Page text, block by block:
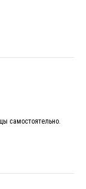
самостоятельно.